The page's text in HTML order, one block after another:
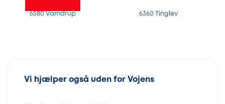
6580 Vamdrup 6360 Tinglev
Vi hjælper også uden for Vojens